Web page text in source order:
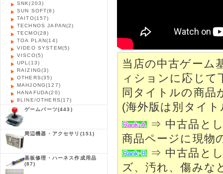
SNK(203)
SUN SOFT(8)
TAITO(157)
TECHNOS JAPAN(2)
TECMO(28)
TOA PLAN(14)
VIDEO SYSTEM(5)
VISCO(5)
UPL(13)
RAIZING(3)
OTHERS(35)
MAHJONG(127)
HANAFUDA(20)
8LINE/OTHERS(17)
ゲームパーツ(443)
周辺機器・アクセサリ (151)
基板修理・ハーネス作成用品
(87)
当店の中古ゲーム
ィションに応じて
同タイトルの商品
(海外版は別タイ
⇒ 中古品とし
商品ページに現物
⇒ 中古品とし
ズ、汚れ、傷みな